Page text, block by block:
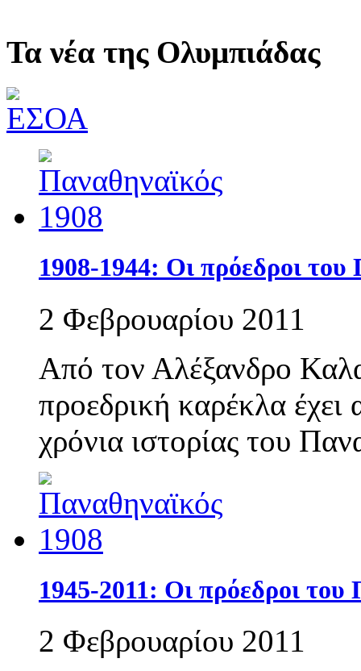
Τα νέα της Ολυμπιάδας
1908-1944: Οι πρόεδροι
2 Φεβρουαρίου 2011
Από τον Αλέξανδρο
προεδρική καρέκλα
χρόνια ιστορίας του
1945-2011: Οι πρόεδροι
2 Φεβρουαρίου 2011